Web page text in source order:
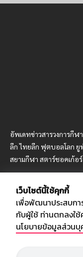
อัพเดทข่าวสารวงการกี
ลีก ไทยลีก ฟุตบอลโลก ยู
สยามกีฬา สตาร์ชอคเก้อ
บริษัท สยามสปอร์ต ซิน
เลขที่ 66/26 - 29 ซอยร
ถนนรามอินทรา แขวงนว
เว็บไซต์นี้ใช้คุกกี้
เพื่อพัฒนาประสบกา
กับผู้ใช้ ท่านตกลงใช้
นโยบายข้อมูลส่วน